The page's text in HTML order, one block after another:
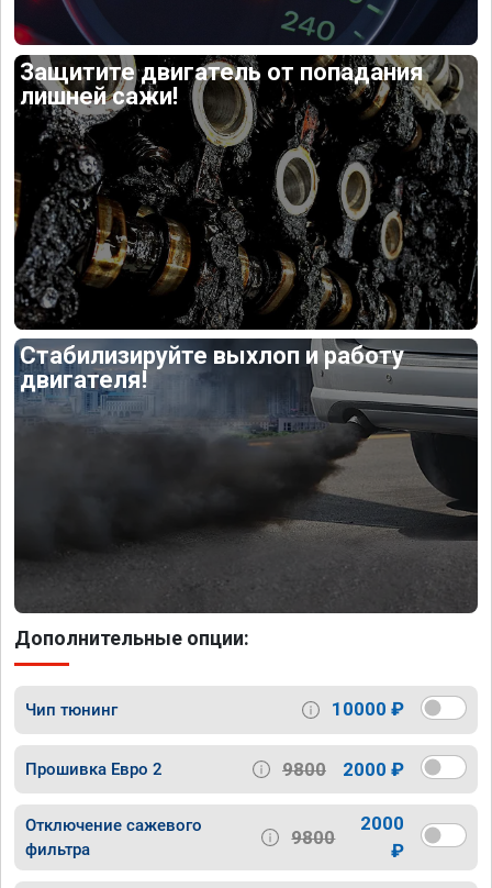
Защитите двигатель от попадания
лишней сажи!
Стабилизируйте выхлоп и работу
двигателя!
Дополнительные опции:
Чип тюнинг 10000 ₽
Прошивка Евро 2 9800 2000 ₽
Отключение сажевого
фильтра
9800
2000
₽